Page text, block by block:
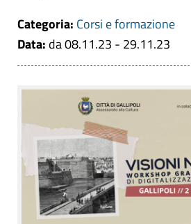
Categoria: Corsi e formazione
Data: da 08.11.23 - 29.11.23